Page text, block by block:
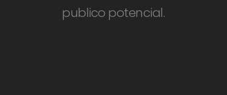
publico potencial.